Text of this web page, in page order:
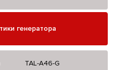
генератора
TAL-A46-G